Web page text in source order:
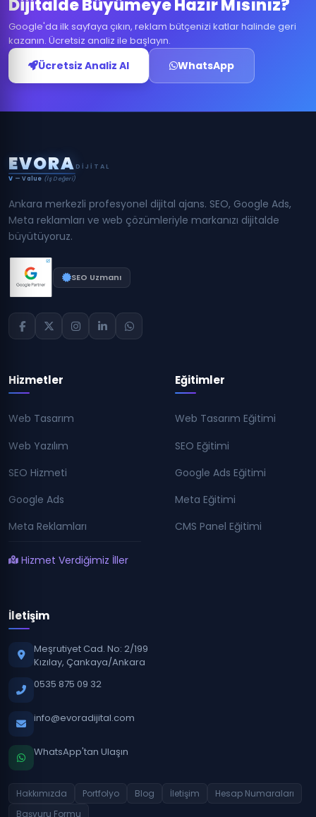
Dijitalde Büyümeye Hazır Mısınız?
Google'da ilk sayfaya çıkın, reklam bütçenizi katlar halinde geri
kazanın. Ücretsiz analiz ile başlayın.
Ücretsiz Analiz Al WhatsApp
EVORA DIJITAL
V — Value (İş Değeri)
Ankara merkezli profesyonel dijital ajans. SEO, Google Ads,
Meta reklamları ve web çözümleriyle markanızı dijitalde
büyütüyoruz.
SEO Uzmanı
Hizmetler
Web Tasarım
Web Yazılım
SEO Hizmeti
Google Ads
Meta Reklamları
Hizmet Verdiğimiz İller
Eğitimler
Web Tasarım Eğitimi
SEO Eğitimi
Google Ads Eğitimi
Meta Eğitimi
CMS Panel Eğitimi
İletişim
Meşrutiyet Cad. No: 2/199
Kızılay, Çankaya/Ankara
0535 875 09 32
info@evoradijital.com
WhatsApp'tan Ulaşın
Hakkımızda Portfolyo Blog İletişim
Hesap Numaraları
Başvuru Formu